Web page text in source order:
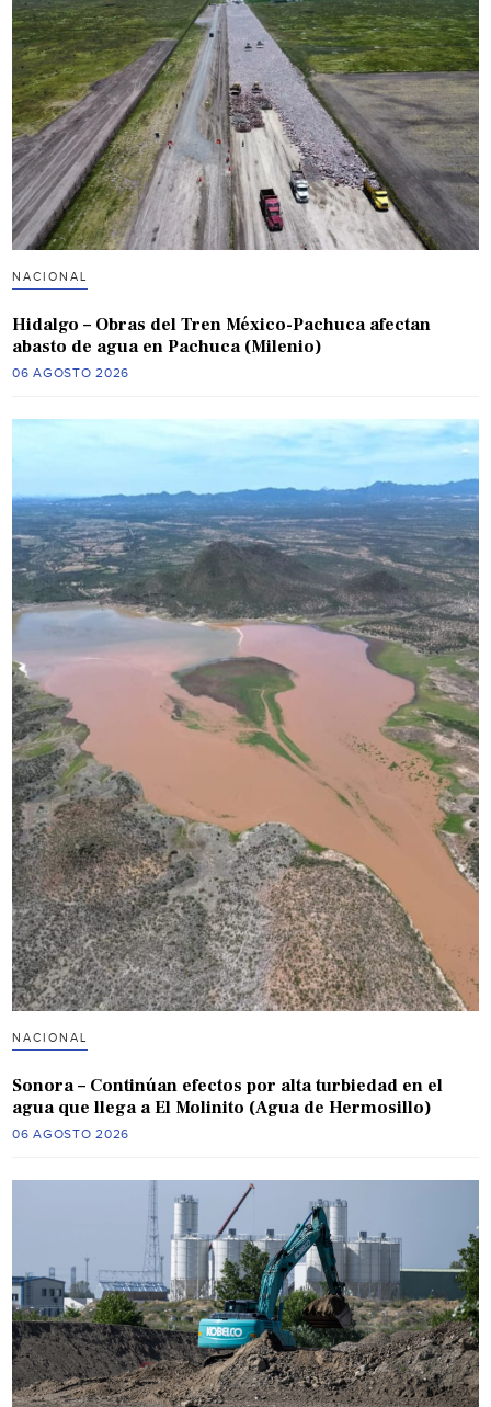
NACIONAL
Hidalgo – Obras del Tren México-Pachuca afectan
abasto de agua en Pachuca (Milenio)
06 AGOSTO 2026
NACIONAL
Sonora – Continúan efectos por alta turbiedad en el
agua que llega a El Molinito (Agua de Hermosillo)
06 AGOSTO 2026